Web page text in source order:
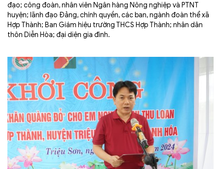
đạo; công đoàn, nhân viên Ngân hàng Nông nghiệp và PTNT
huyện; lãnh đạo Đảng, chính quyền, các ban, ngành đoàn thể xã
Hợp Thành; Ban Giám hiệu trường THCS Hợp Thành; nhân dân
thôn Diễn Hòa; đại diện gia đình.